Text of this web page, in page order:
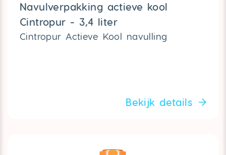
Navulverpakking actieve kool
Cintropur - 3,4 liter
Cintropur Actieve Kool navulling
Bekijk details